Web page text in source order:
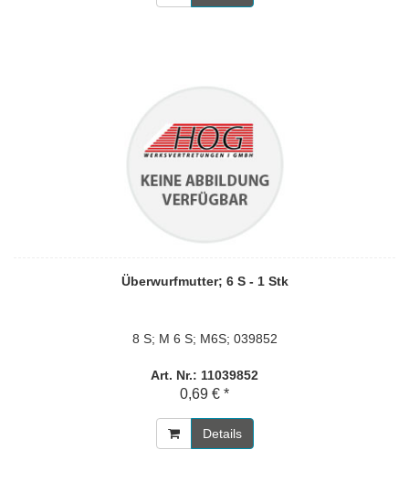
Überwurfmutter; 6 S - 1 Stk
8 S; M 6 S; M6S; 039852
Art. Nr.: 11039852
0,69 € *
Details